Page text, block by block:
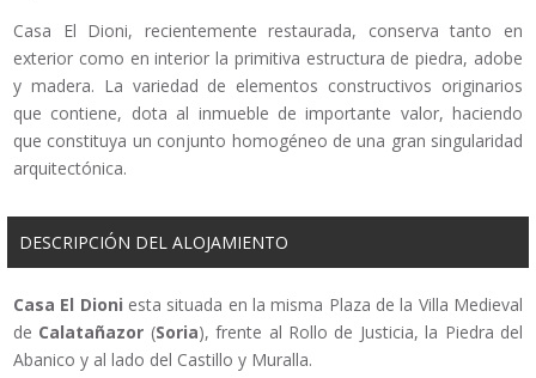
Casa El Dioni, recientemente restaurada, conserva tanto en
exterior como en interior la primitiva estructura de piedra, adobe
y madera. La variedad de elementos constructivos originarios
que contiene, dota al inmueble de importante valor, haciendo
que constituya un conjunto homogéneo de una gran singularidad
arquitectónica.
DESCRIPCIÓN DEL ALOJAMIENTO
Casa El Dioni esta situada en la misma Plaza de la Villa Medieval
de Calatañazor (Soria), frente al Rollo de Justicia, la Piedra del
Abanico y al lado del Castillo y Muralla.